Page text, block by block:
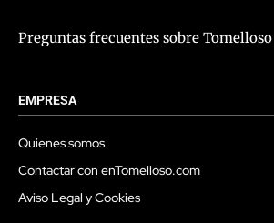
Preguntas frecuentes sobre Tomelloso
EMPRESA
Quienes somos
Contactar con enTomelloso.com
Aviso Legal y Cookies